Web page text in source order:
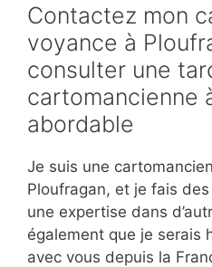
Contactez mon
voyance à
consulter une
cartomancienne
abordable
Je suis une
Ploufragan, et je fais
une expertise dans
également que je serais
avec vous depuis la